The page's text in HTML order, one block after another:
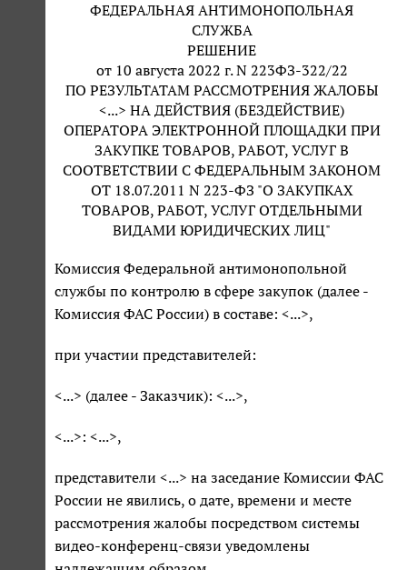
ФЕДЕРАЛЬНАЯ АНТИМОНОПОЛЬНАЯ
СЛУЖБА
РЕШЕНИЕ
от 10 августа 2022 г. N 223ФЗ-322/22
ПО РЕЗУЛЬТАТАМ РАССМОТРЕНИЯ ЖАЛОБЫ
<...> НА ДЕЙСТВИЯ (БЕЗДЕЙСТВИЕ)
ОПЕРАТОРА ЭЛЕКТРОННОЙ ПЛОЩАДКИ ПРИ
ЗАКУПКЕ ТОВАРОВ, РАБОТ, УСЛУГ В
СООТВЕТСТВИИ С ФЕДЕРАЛЬНЫМ ЗАКОНОМ
ОТ 18.07.2011 N 223-ФЗ "О ЗАКУПКАХ
ТОВАРОВ, РАБОТ, УСЛУГ ОТДЕЛЬНЫМИ
ВИДАМИ ЮРИДИЧЕСКИХ ЛИЦ"
Комиссия Федеральной антимонопольной
службы по контролю в сфере закупок (далее -
Комиссия ФАС России) в составе: <...>,
при участии представителей:
<...> (далее - Заказчик): <...>,
<...>: <...>,
представители <...> на заседание Комиссии ФАС
России не явились, о дате, времени и месте
рассмотрения жалобы посредством системы
видео-конференц-связи уведомлены